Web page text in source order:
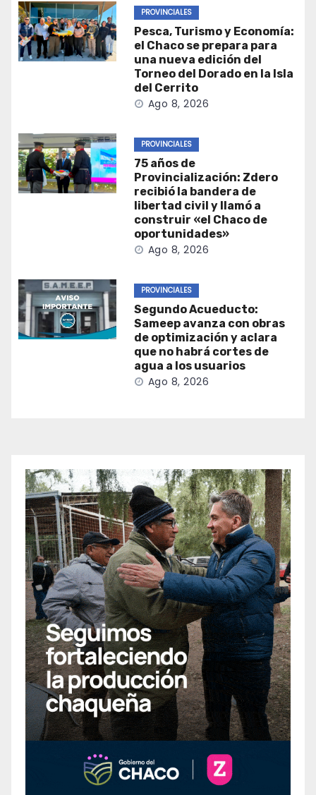
PROVINCIALES
Pesca, Turismo y Economía:
el Chaco se prepara para
una nueva edición del
Torneo del Dorado en la Isla
del Cerrito
Ago 8, 2026
PROVINCIALES
75 años de
Provincialización: Zdero
recibió la bandera de
libertad civil y llamó a
construir «el Chaco de
oportunidades»
Ago 8, 2026
PROVINCIALES
Segundo Acueducto:
Sameep avanza con obras
de optimización y aclara
que no habrá cortes de
agua a los usuarios
Ago 8, 2026